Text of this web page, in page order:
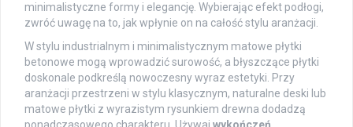
minimalistyczne formy i elegancję. Wybierając efekt podłogi,
zwróć uwagę na to, jak wpłynie on na całość stylu aranżacji.
W stylu industrialnym i minimalistycznym matowe płytki
betonowe mogą wprowadzić surowość, a błyszczące płytki
doskonale podkreślą nowoczesny wyraz estetyki. Przy
aranżacji przestrzeni w stylu klasycznym, naturalne deski lub
matowe płytki z wyrazistym rysunkiem drewna dodadzą